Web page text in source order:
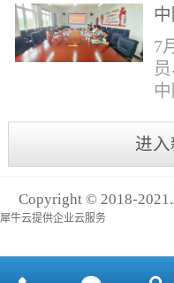
7
进
Copyright © 2018-
犀牛云提供企业云服务